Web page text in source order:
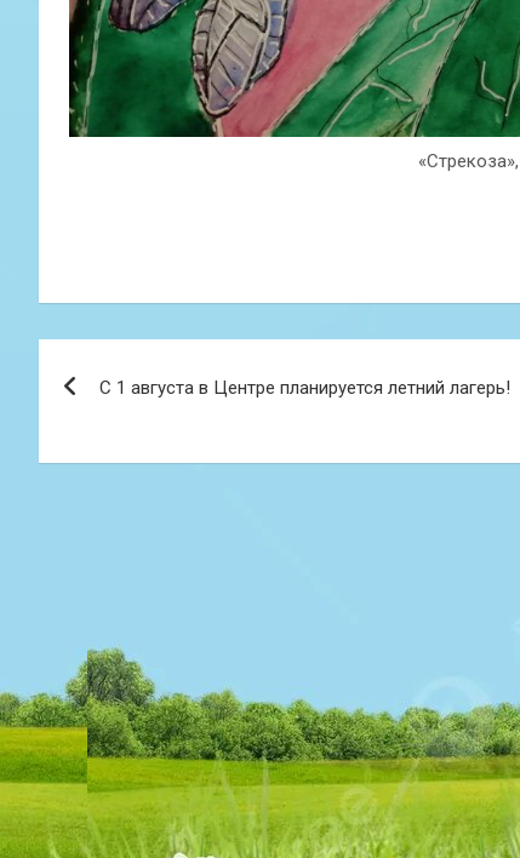
записям
С 1 августа в Центре планируется летний лагерь!